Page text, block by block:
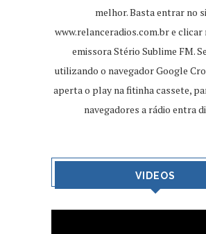
melhor. Basta entrar no
www.relanceradios.com.bre clicar
emissora Stério Sublime FM.
utilizando o navegador Google
aperta o play na fitinha cassete,
navegadores a rádio entra
VIDEOS